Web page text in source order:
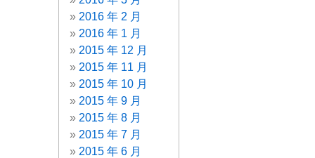
2016 年 2 月
2016 年 1 月
2015 年 12 月
2015 年 11 月
2015 年 10 月
2015 年 9 月
2015 年 8 月
2015 年 7 月
2015 年 6 月